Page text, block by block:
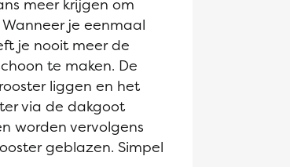
meer krijgen om
je eenmaal
je nooit meer de
te maken. De
liggen en het
via de dakgoot
worden vervolgens
geblazen. Simpel